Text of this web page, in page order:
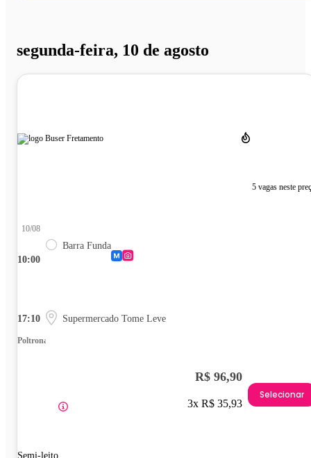
segunda-feira, 10 de agosto
5 vagas neste
10:00
10/08
Barra Funda
17:10 Supermercado Tome Leve
Poltrona
Semi-leito
R$ 96,90
3x R$ 35,93
Selecionar